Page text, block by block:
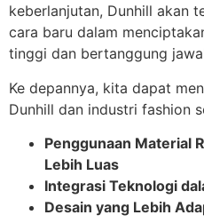
keberlanjutan, Dunhill akan
cara baru dalam
tinggi dan bertanggung
Ke depannya, kita dapat
Dunhill dan industri fashion
Penggunaan Material
Lebih Luas
Integrasi Teknologi
Desain yang Lebih